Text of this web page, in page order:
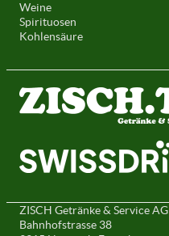
Weine
Spirituosen
Kohlensäure
ZISCH Getränke & Service AG
Bahnhofstrasse 38